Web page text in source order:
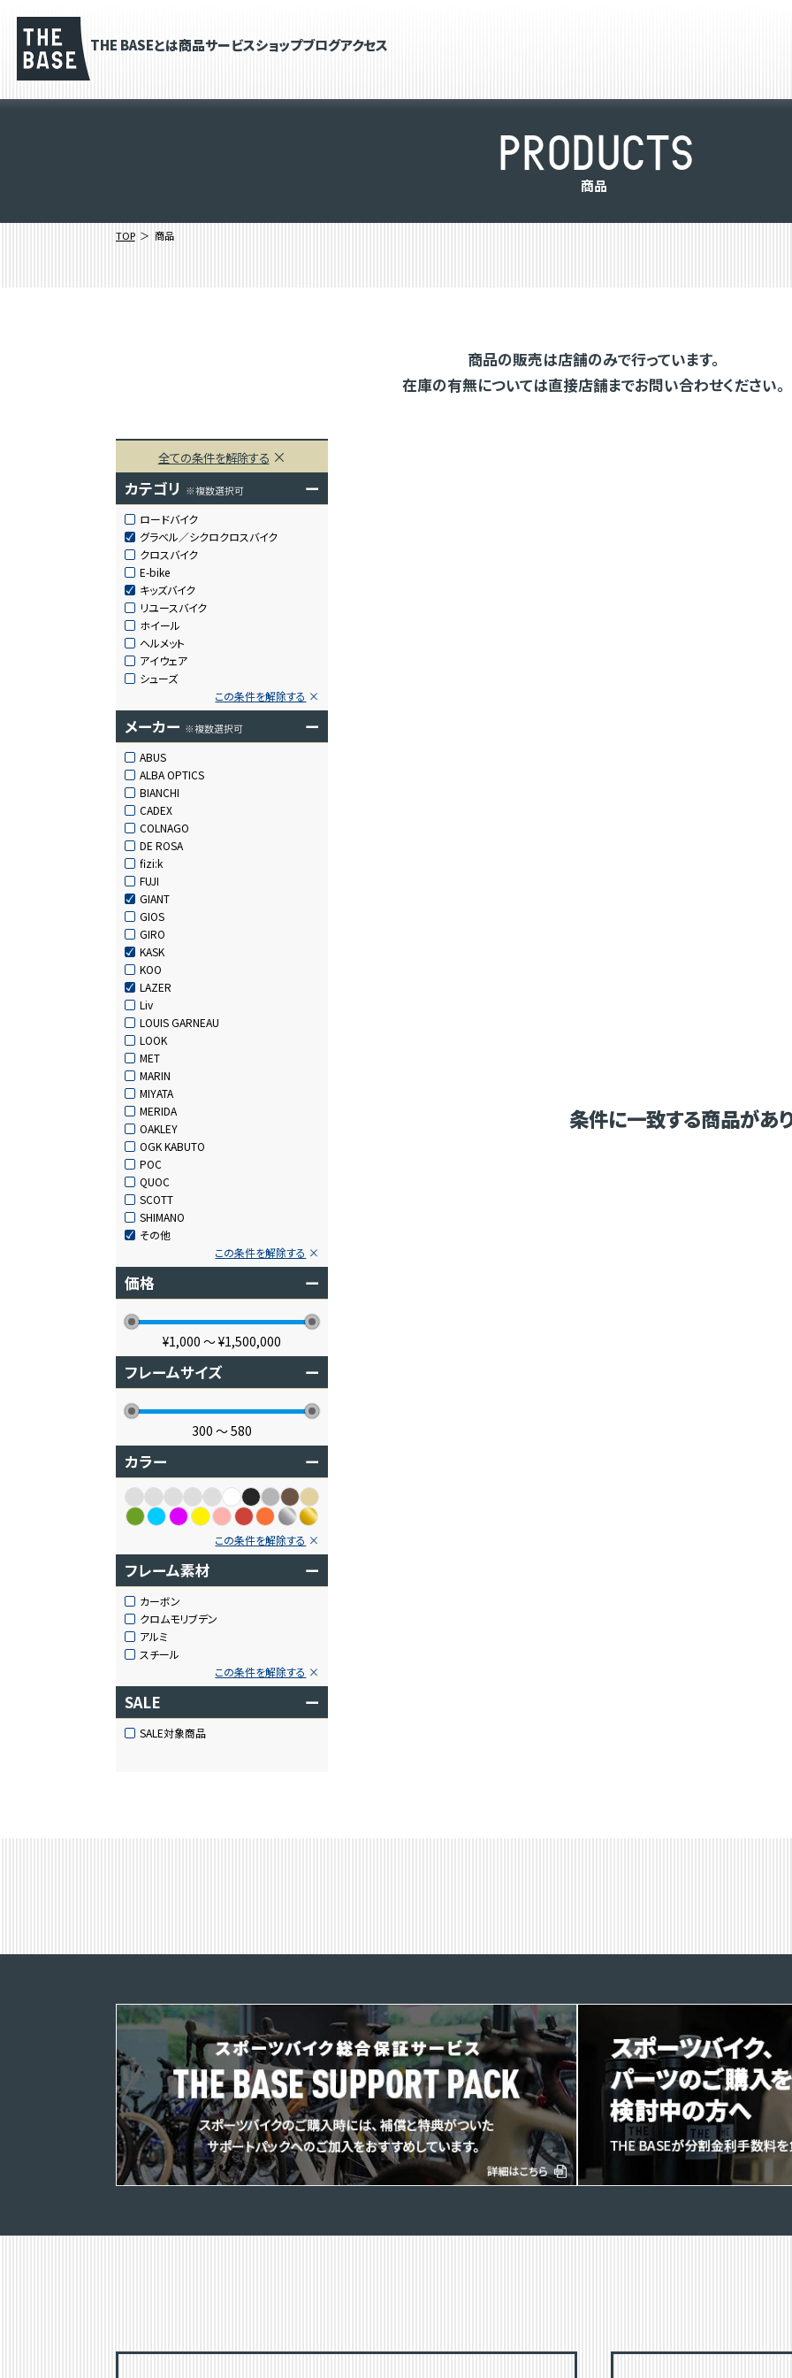
THE BASEとは商品サービスショップブログアクセス
PRODUCTS
商品
TOP 商品
商品の販売は店舗のみで行っています。
在庫の有無については直接店舗までお問い合わせください。
全ての条件を解除する
カテゴリ ※複数選択可 ー
ロードバイク
グラベル／シクロクロスバイク
クロスバイク
E-bike
キッズバイク
リユースバイク
ホイール
ヘルメット
アイウェア
シューズ
この条件を解除する
メーカー ※複数選択可 ー
ABUS
ALBA OPTICS
BIANCHI
CADEX
COLNAGO
DE ROSA
fizi:k
FUJI
GIANT
GIOS
GIRO
KASK
KOO
LAZER
Liv
LOUIS GARNEAU
LOOK
MET
MARIN
MIYATA
MERIDA
OAKLEY
OGK KABUTO
POC
QUOC
SCOTT
SHIMANO
その他
この条件を解除する
価格 ー
¥1,000 〜¥1,500,000
フレームサイズ ー
300 〜580
カラー ー
この条件を解除する
フレーム素材 ー
カーボン
クロムモリブデン
アルミ
スチール
この条件を解除する
SALE ー
SALE対象商品
条件に一致する商品があ